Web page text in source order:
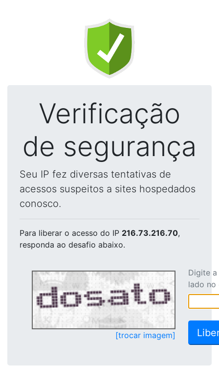
Verificação
de segurança
Seu IP fez diversas tentativas de
acessos suspeitos a sites hospedados
conosco.
Para liberar o acesso do IP 216.73.216.70,
responda ao desafio abaixo.
[trocar imagem]
Digite
lado no